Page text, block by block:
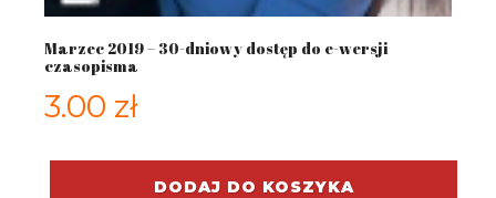
Marzec 2019 – 30-dniowy dostęp do e-wersji
czasopisma
3.00 zł
DODAJ DO KOSZYKA